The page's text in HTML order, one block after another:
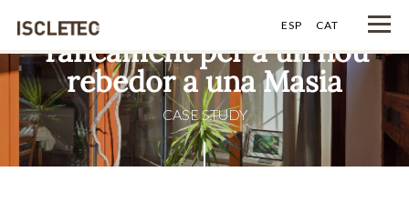
ESP CAT
Tancament per a un nou
rebedor a una Masia
CASE STUDY